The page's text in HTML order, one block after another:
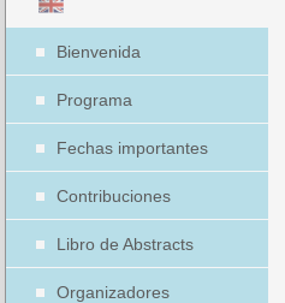
Bienvenida
Programa
Fechas importantes
Contribuciones
Libro de Abstracts
Organizadores